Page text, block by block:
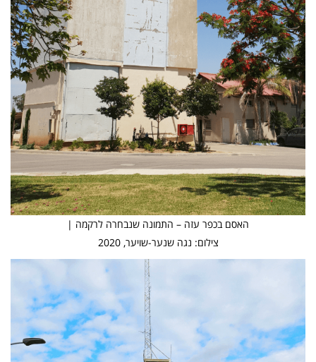
האסם בכפר עזה – התמונה שנבחרה לרקמה |
צילום: נגה שנער-שויער, 2020